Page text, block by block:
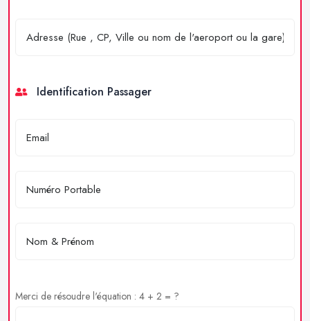
Identification Passager
Merci de résoudre l'équation : 4 + 2 = ?